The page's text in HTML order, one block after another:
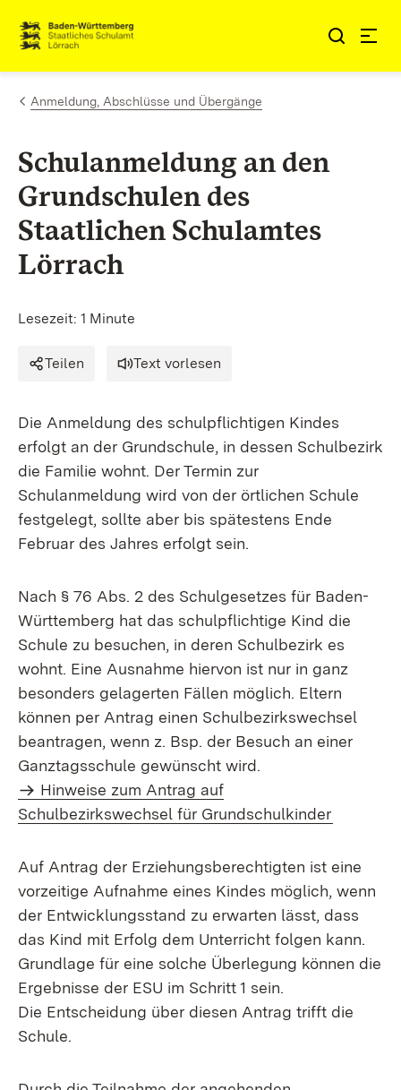
Zum Inhalt springen
Link zur Startseite
Anmeldung, Abschlüsse und Übergänge
Schulanmeldung an den
Grundschulen des
Staatlichen Schulamtes
Lörrach
Lesezeit: 1 Minute
Teilen Text vorlesen
Die Anmeldung des schulpflichtigen Kindes
erfolgt an der Grundschule, in dessen Schulbezirk
die Familie wohnt. Der Termin zur
Schulanmeldung wird von der örtlichen Schule
festgelegt, sollte aber bis spätestens Ende
Februar des Jahres erfolgt sein.
Nach § 76 Abs. 2 des Schulgesetzes für Baden-
Württemberg hat das schulpflichtige Kind die
Schule zu besuchen, in deren Schulbezirk es
wohnt. Eine Ausnahme hiervon ist nur in ganz
besonders gelagerten Fällen möglich. Eltern
können per Antrag einen Schulbezirkswechsel
beantragen, wenn z. Bsp. der Besuch an einer
Ganztagsschule gewünscht wird.
Hinweise zum Antrag auf
Schulbezirkswechsel für Grundschulkinder
Auf Antrag der Erziehungsberechtigten ist eine
vorzeitige Aufnahme eines Kindes möglich, wenn
der Entwicklungsstand zu erwarten lässt, dass
das Kind mit Erfolg dem Unterricht folgen kann.
Grundlage für eine solche Überlegung können die
Ergebnisse der ESU im Schritt 1 sein.
Die Entscheidung über diesen Antrag trifft die
Schule.